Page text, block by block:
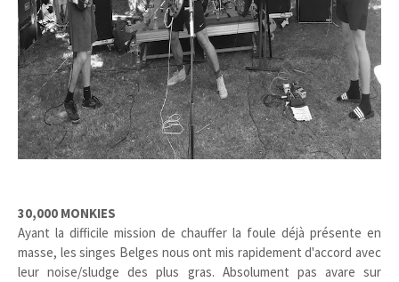
30,000 MONKIES
Ayant la difficile mission de chauffer la foule déjà présente en
masse, les singes Belges nous ont mis rapidement d'accord avec
leur noise/sludge des plus gras. Absolument pas avare sur